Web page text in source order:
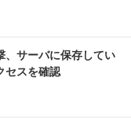
、サーバに保存してい
セスを確認